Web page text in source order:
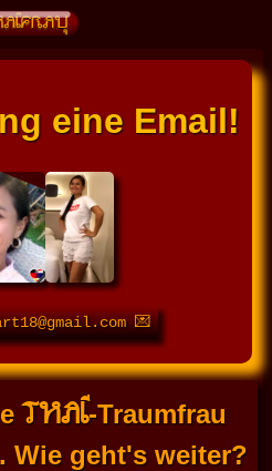
eine Email!
💌
THAI-Traumfrau
Wie geht's weiter?